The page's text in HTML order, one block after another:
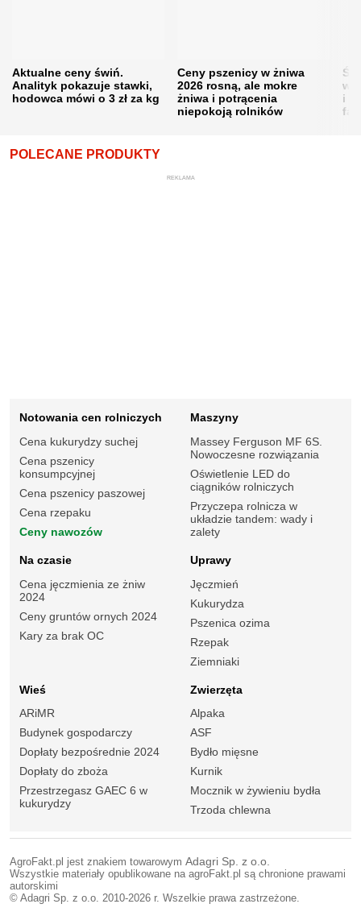
Aktualne ceny świń.
Analityk pokazuje stawki,
hodowca mówi o 3 zł za kg
Ceny pszenicy w żniwa
2026 rosną, ale mokre
żniwa i potrącenia
niepokoją rolników
i
POLECANE PRODUKTY
REKLAMA
Notowania cen rolniczych
Cena kukurydzy suchej
Cena pszenicy
konsumpcyjnej
Cena pszenicy paszowej
Cena rzepaku
Ceny nawozów
Maszyny
Massey Ferguson MF 6S.
Nowoczesne rozwiązania
Oświetlenie LED do
ciągników rolniczych
Przyczepa rolnicza w
układzie tandem: wady i
zalety
Na czasie
Cena jęczmienia ze żniw
2024
Ceny gruntów ornych 2024
Kary za brak OC
Uprawy
Jęczmień
Kukurydza
Pszenica ozima
Rzepak
Ziemniaki
Wieś
ARiMR
Budynek gospodarczy
Dopłaty bezpośrednie 2024
Dopłaty do zboża
Przestrzegasz GAEC 6 w
kukurydzy
Zwierzęta
Alpaka
ASF
Bydło mięsne
Kurnik
Mocznik w żywieniu bydła
Trzoda chlewna
AgroFakt.pl jest znakiem towarowym Adagri Sp. z o.o.
Wszystkie materiały opublikowane na agroFakt.pl są chronione prawami
autorskimi
© Adagri Sp. z o.o. 2010-2026 r. Wszelkie prawa zastrzeżone.